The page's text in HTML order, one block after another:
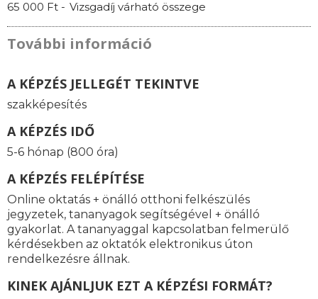
65 000 Ft - Vizsgadíj várható összege
További információ
A KÉPZÉS JELLEGÉT TEKINTVE
szakképesítés
A KÉPZÉS IDŐ
5-6 hónap (800 óra)
A KÉPZÉS FELÉPÍTÉSE
Online oktatás + önálló otthoni felkészülés
jegyzetek, tananyagok segítségével + önálló
gyakorlat. A tananyaggal kapcsolatban felmerülő
kérdésekben az oktatók elektronikus úton
rendelkezésre állnak.
KINEK AJÁNLJUK EZT A KÉPZÉSI FORMÁT?